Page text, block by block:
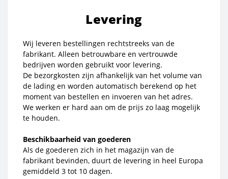
Levering
Wij leveren bestellingen rechtstreeks van de
fabrikant. Alleen betrouwbare en vertrouwde
bedrijven worden gebruikt voor levering.
De bezorgkosten zijn afhankelijk van het volume van
de lading en worden automatisch berekend op het
moment van bestellen en invoeren van het adres.
We werken er hard aan om de prijs zo laag mogelijk
te houden.
Beschikbaarheid van goederen
Als de goederen zich in het magazijn van de
fabrikant bevinden, duurt de levering in heel Europa
gemiddeld 3 tot 10 dagen.